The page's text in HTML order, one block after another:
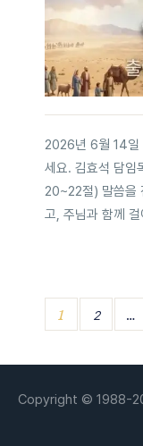
2026년 6월 14일
세요. 김효석 담임
20~22절) 말씀을
고, 주님과 함께
1 2 …
Copyright © 1988-